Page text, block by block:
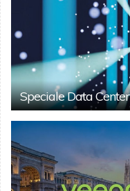
Speciale Data Center